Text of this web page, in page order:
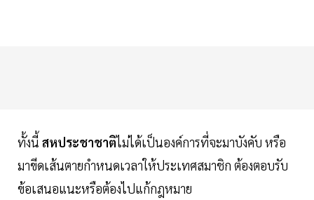
ทั้งนี้ สหประชาชาติไม่ได้เป็นองค์การที่จะมาบังคับ หรือ
มาขีดเส้นตายกำหนดเวลาให้ประเทศสมาชิก ต้องตอบรับ
ข้อเสนอแนะหรือต้องไปแก้กฎหมาย